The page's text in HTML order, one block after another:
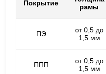
Покрытие
рамы
ПЭ
от 0,5 до
1,5 мм
ППП
от 0,5 до
1,5 мм